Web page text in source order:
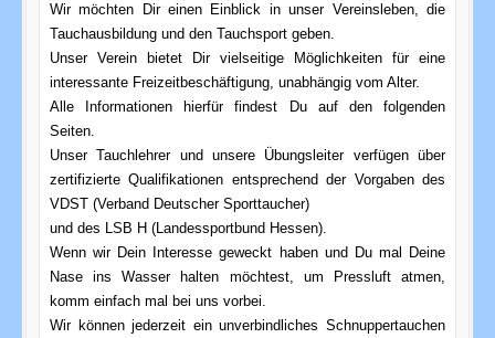
Wir möchten Dir einen Einblick in unser Vereinsleben, die
Tauchausbildung und den Tauchsport geben.
Unser Verein bietet Dir vielseitige Möglichkeiten für eine
interessante Freizeitbeschäftigung, unabhängig vom Alter.
Alle Informationen hierfür findest Du auf den folgenden
Seiten.
Unser Tauchlehrer und unsere Übungsleiter verfügen über
zertifizierte Qualifikationen entsprechend der Vorgaben des
VDST (Verband Deutscher Sporttaucher)
und des LSB H (Landessportbund Hessen).
Wenn wir Dein Interesse geweckt haben und Du mal Deine
Nase ins Wasser halten möchtest, um Pressluft atmen,
komm einfach mal bei uns vorbei.
Wir können jederzeit ein unverbindliches Schnuppertauchen